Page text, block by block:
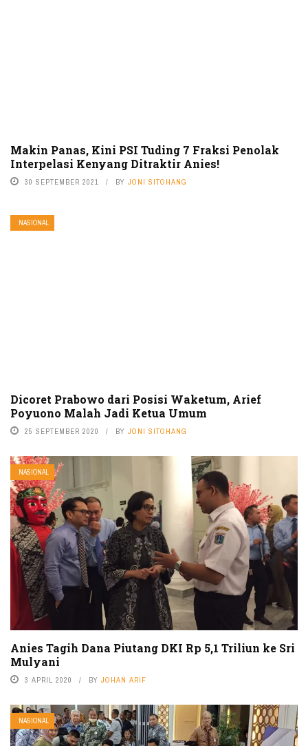
Makin Panas, Kini PSI Tuding 7 Fraksi Penolak
Interpelasi Kenyang Ditraktir Anies!
30 SEPTEMBER 2021 BY JONI SITOHANG
NASIONAL
Dicoret Prabowo dari Posisi Waketum, Arief
Poyuono Malah Jadi Ketua Umum
25 SEPTEMBER 2020 BY JONI SITOHANG
NASIONAL
Anies Tagih Dana Piutang DKI Rp 5,1 Triliun ke Sri
Mulyani
3 APRIL 2020 BY JOHAN ARIF
NASIONAL